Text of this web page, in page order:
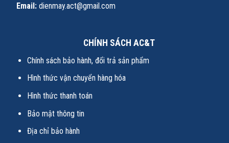
Email: dienmay.act@gmail.com
CHÍNH SÁCH AC&T
Chính sách bảo hành, đổi trả sản phẩm
Hình thức vận chuyển hàng hóa
Hình thức thanh toán
Bảo mật thông tin
Địa chỉ bảo hành